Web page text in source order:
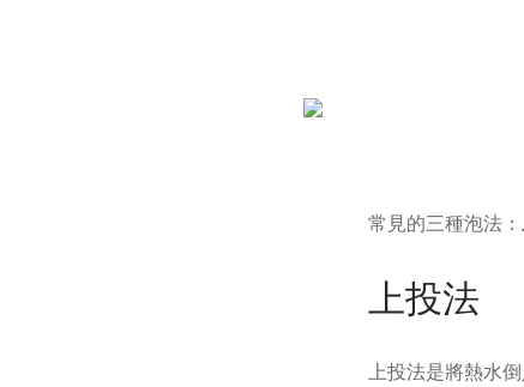
常見的三種泡法：
上投法
上投法是將熱水